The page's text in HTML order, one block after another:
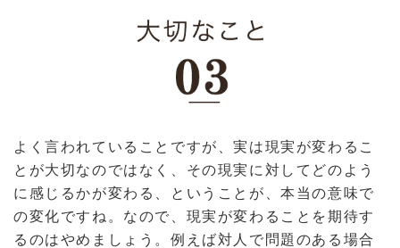
よく言われていることですが、実は現実が変わるこ
とが大切なのではなく、その現実に対してどのよう
に感じるかが変わる、ということが、本当の意味で
の変化ですね。なので、現実が変わることを期待す
るのはやめましょう。例えば対人で問題のある場合